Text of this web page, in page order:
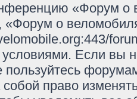
«Форум о
о
Если вы
пользуйтесь
собой право